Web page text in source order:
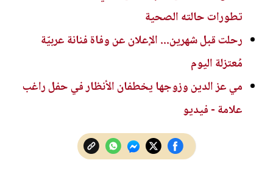
تطورات حالته الصحية
رحلت قبل شهرين... الإعلان عن وفاة فنانة عربيّة
مُعتزلة اليوم
مي عز الدين وزوجها يخطفان الأنظار في حفل راغب
علامة - فيديو